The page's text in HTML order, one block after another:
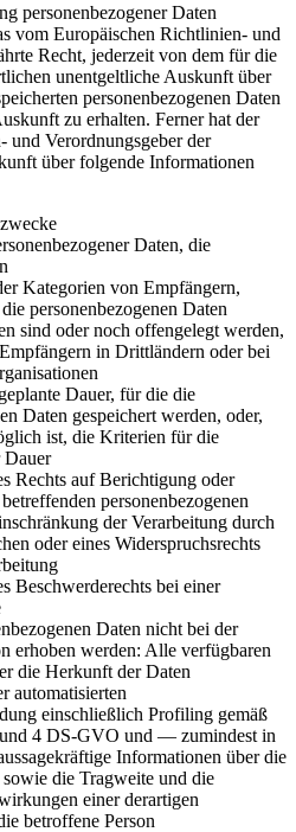
personenbezogener Daten
vom Europäischen Richtlinien- und
Recht, jederzeit von dem für die
unentgeltliche Auskunft über
personenbezogenen Daten
zu erhalten. Ferner hat der
und Verordnungsgeber der
über folgende Informationen
Daten, die
Kategorien von Empfängern,
personenbezogenen Daten
sind oder noch offengelegt werden,
in Drittländern oder bei
Dauer, für die die
Daten gespeichert werden, oder,
ist, die Kriterien für die
Dauer
Rechts auf Berichtigung oder
personenbezogenen
der Verarbeitung durch
oder eines Widerspruchsrechts
Beschwerderechts bei einer
Daten nicht bei der
erhoben werden: Alle verfügbaren
die Herkunft der Daten
automatisierten
einschließlich Profiling gemäß
4 DS-GVO und — zumindest in
Informationen über die
die Tragweite und die
einer derartigen
betroffene Person